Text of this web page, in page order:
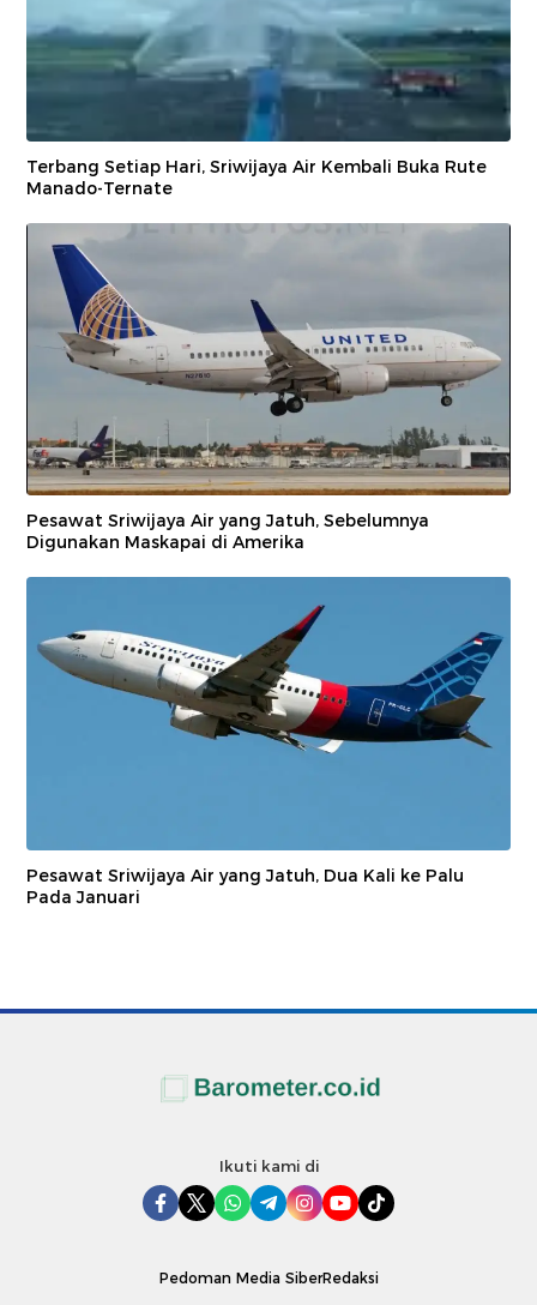
Terbang Setiap Hari, Sriwijaya Air Kembali Buka Rute
Manado-Ternate
Pesawat Sriwijaya Air yang Jatuh, Sebelumnya
Digunakan Maskapai di Amerika
Pesawat Sriwijaya Air yang Jatuh, Dua Kali ke Palu
Pada Januari
Ikuti kami di
Pedoman Media SiberRedaksi